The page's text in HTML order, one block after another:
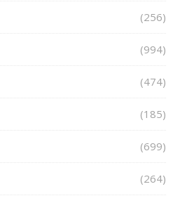
(256)
(994)
(474)
(185)
(699)
(264)